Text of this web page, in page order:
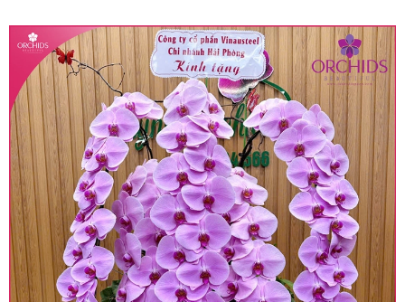
• Giá trên được miễn ship giao trong nội thành,
miễn phí in thiệp - banner theo yêu cầu khách
hàng.
• Beautiful Orchids liên kết với các cửa hàng
trên toàn quốc để phục vụ giao hoa tận nơi, mỗi
khu vực sẽ có mức giá khác nhau (tùy vào chi
phí mặt bằng, nguyên vật liệu,..) nên giá có thể sẽ
thay đổi so với giá niêm yết trên website. Khách
hàng ở Tỉnh thành khác vui lòng chủ động hỏi lại
giá trước khi đặt hàng, shop sẽ chủ động báo giá
chính xác khi có địa chỉ giao hàng cụ thể.